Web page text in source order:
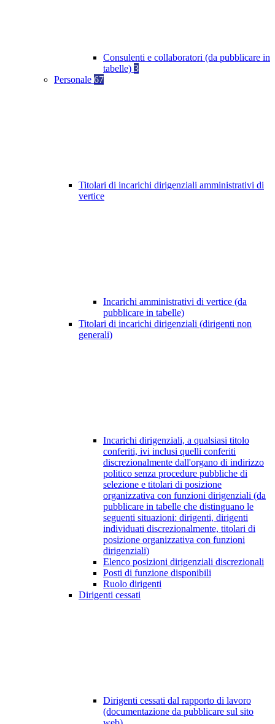
Consulenti e collaboratori (da pubblicare in
tabelle) 3
Personale 67
Titolari di incarichi dirigenziali amministrativi di
vertice
Incarichi amministrativi di vertice (da
pubblicare in tabelle)
Titolari di incarichi dirigenziali (dirigenti non
generali)
Incarichi dirigenziali, a qualsiasi titolo
conferiti, ivi inclusi quelli conferiti
discrezionalmente dall'organo di indirizzo
politico senza procedure pubbliche di
selezione e titolari di posizione
organizzativa con funzioni dirigenziali (da
pubblicare in tabelle che distinguano le
seguenti situazioni: dirigenti, dirigenti
individuati discrezionalmente, titolari di
posizione organizzativa con funzioni
dirigenziali)
Elenco posizioni dirigenziali discrezionali
Posti di funzione disponibili
Ruolo dirigenti
Dirigenti cessati
Dirigenti cessati dal rapporto di lavoro
(documentazione da pubblicare sul sito